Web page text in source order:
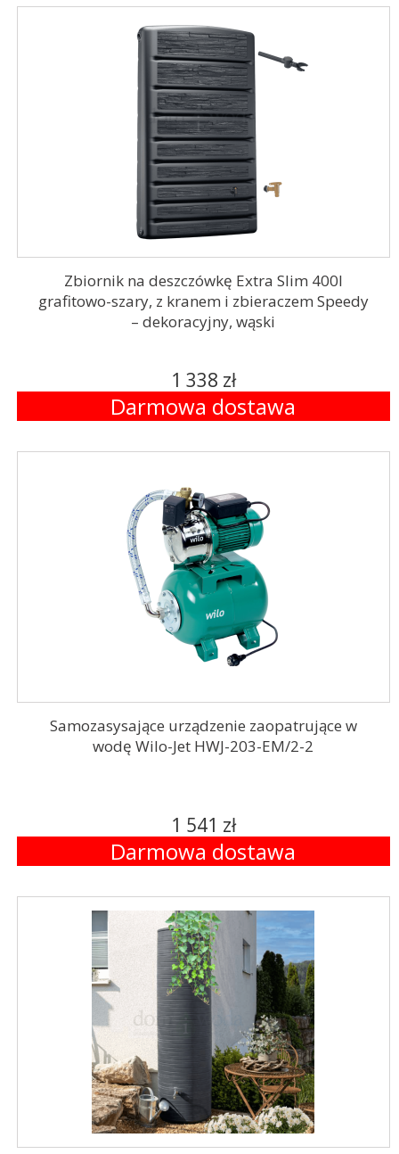
Zbiornik na deszczówkę Extra Slim 400l
grafitowo-szary, z kranem i zbieraczem Speedy
– dekoracyjny, wąski
1 338 zł
Darmowa dostawa
Samozasysające urządzenie zaopatrujące w
wodę Wilo-Jet HWJ-203-EM/2-2
1 541 zł
Darmowa dostawa